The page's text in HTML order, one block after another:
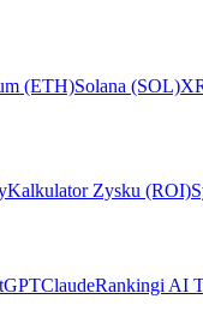
(ETH)Solana (SOL)
Kalkulator Zysku (ROI)
ClaudeRankingi AI